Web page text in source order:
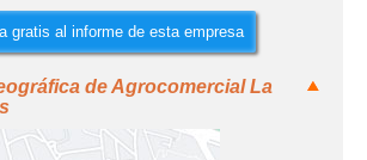
gratis al informe de esta empresa
de Agrocomercial La